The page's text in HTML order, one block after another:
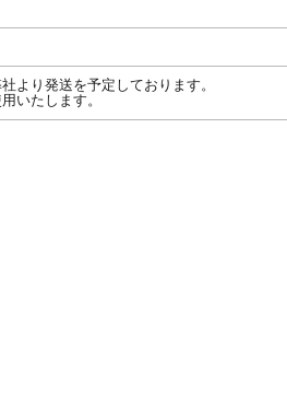
より発送を予定しております。
いたします。